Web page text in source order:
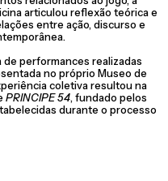
articulou reflexão teórica e
entre ação, discurso e
performances realizadas
no próprio Museo de
coletiva resultou na
PRINCIPE 54, fundado pelos
durante o processo